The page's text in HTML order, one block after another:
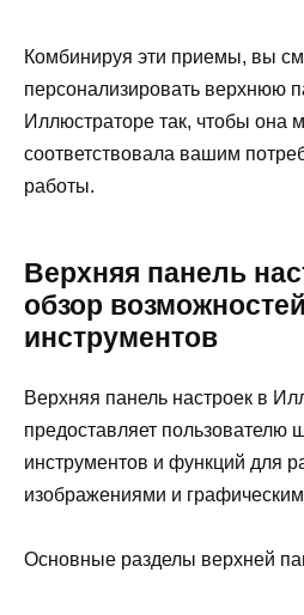
Комбинируя эти приемы, вы
персонализировать верхнюю
Иллюстраторе так, чтобы она
соответствовала вашим
работы.
Верхняя панель
обзор
инструментов
Верхняя панель настроек в
предоставляет пользователю
инструментов и функций для
изображениями и
Основные разделы верхней